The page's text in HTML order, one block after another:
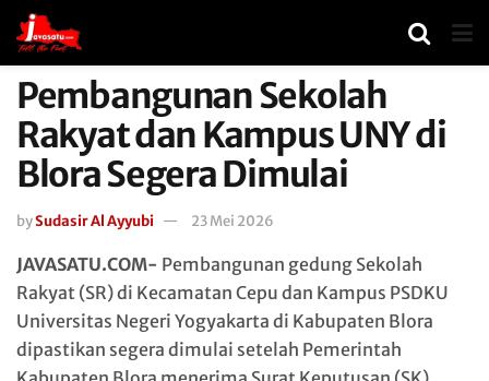
Pembangunan Sekolah
Rakyat dan Kampus UNY di
Blora Segera Dimulai
bySudasir Al Ayyubi 23 Mei 2026
JAVASATU.COM- Pembangunan gedung Sekolah
Rakyat (SR) di Kecamatan Cepu dan Kampus PSDKU
Universitas Negeri Yogyakarta di Kabupaten Blora
dipastikan segera dimulai setelah Pemerintah